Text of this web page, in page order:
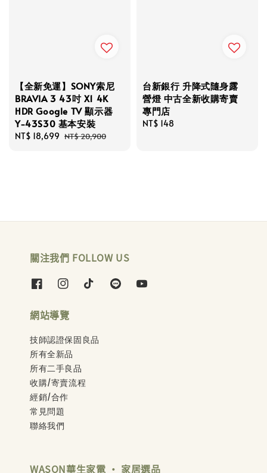
【全新免運】SONY索尼
BRAVIA 3 43吋 X1 4K
HDR Google TV 顯示器
Y-43S30 基本安裝
Sale
NT$ 18,699 Regular
NT$ 20,900
台新銀行 升降式隨身露
營燈 中古全新收購寄賣
專門店
Regular
NT$ 148
關注我們 FOLLOW US
網站導覽
技師認證保固良品
所有全新品
所有二手良品
收購/寄賣流程
經銷/合作
常見問題
聯絡我們
WASON華生家電 ‧ 家居選品